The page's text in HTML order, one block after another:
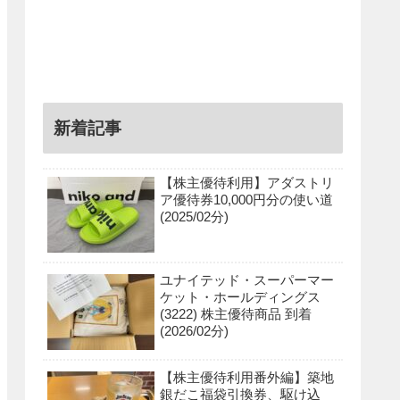
新着記事
【株主優待利用】アダストリ
ア優待券10,000円分の使い道
(2025/02分)
ユナイテッド・スーパーマー
ケット・ホールディングス
(3222) 株主優待商品 到着
(2026/02分)
【株主優待利用番外編】築地
銀だこ福袋引換券、駆け込